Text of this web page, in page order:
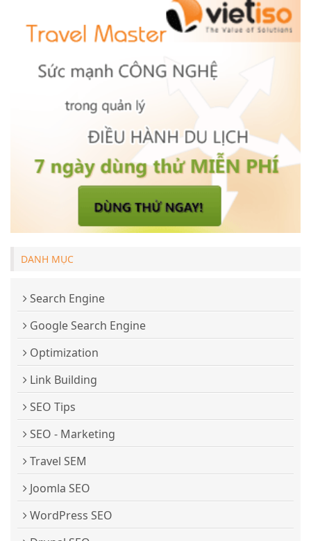
DANH MỤC
Search Engine
Google Search Engine
Optimization
Link Building
SEO Tips
SEO - Marketing
Travel SEM
Joomla SEO
WordPress SEO